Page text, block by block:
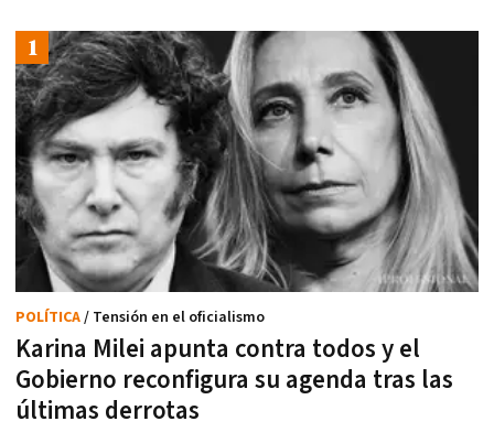
Karina Milei apunta contra todos y el
Gobierno reconfigura su agenda tras las
últimas derrotas
POLÍTICA/ Tensión en el oficialismo